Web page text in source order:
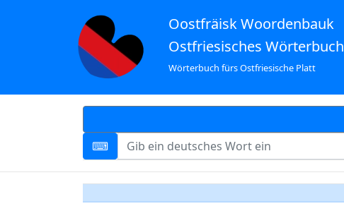
Oostfräisk Woordenbauk
Ostfriesisches Wörterbuch
Wörterbuch fürs Ostfriesische Platt